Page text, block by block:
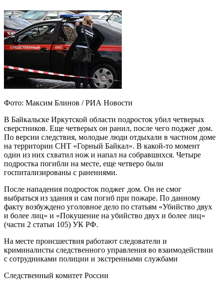
Фото: Максим Блинов / РИА Новости
В Байкальске Иркутской области подросток убил четверых
сверстников. Еще четверых он ранил, после чего поджег дом.
По версии следствия, молодые люди отдыхали в частном доме
на территории СНТ «Горный Байкал». В какой-то момент
один из них схватил нож и напал на собравшихся. Четыре
подростка погибли на месте, еще четверо были
госпитализированы с ранениями.
После нападения подросток поджег дом. Он не смог
выбраться из здания и сам погиб при пожаре. По данному
факту возбуждено уголовное дело по статьям «Убийство двух
и более лиц» и «Покушение на убийство двух и более лиц»
(части 2 статьи 105) УК РФ.
На месте происшествия работают следователи и
криминалисты следственного управления во взаимодействии
с сотрудниками полиции и экстренными службами
Следственный комитет России